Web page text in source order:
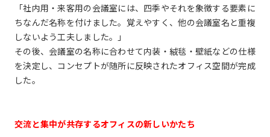
「社内用・来客用の会議室には、四季やそれを象徴する要素に
ちなんだ名称を付けました。覚えやすく、他の会議室名と重複
しないよう工夫しました。」
その後、会議室の名称に合わせて内装・絨毯・壁紙などの仕様
を決定し、コンセプトが随所に反映されたオフィス空間が完成
した。
交流と集中が共存するオフィスの新しいかたち